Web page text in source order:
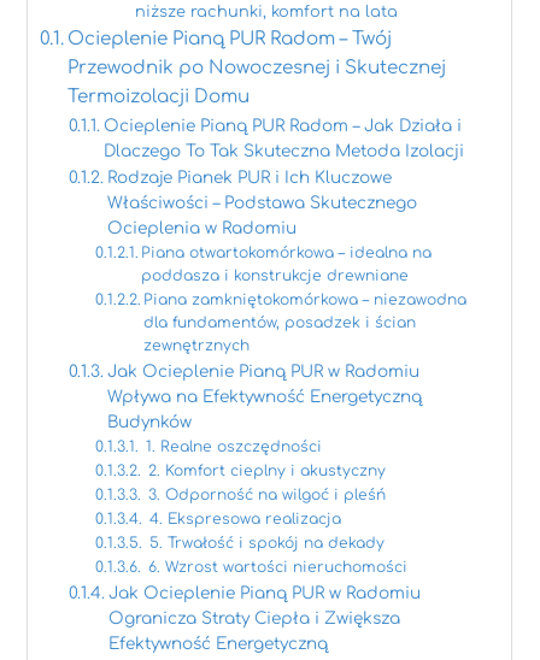
niższe rachunki, komfort na lata
Ocieplenie Pianą PUR Radom – Twój
Przewodnik po Nowoczesnej i Skutecznej
Termoizolacji Domu
Ocieplenie Pianą PUR Radom – Jak Działa i
Dlaczego To Tak Skuteczna Metoda Izolacji
Rodzaje Pianek PUR i Ich Kluczowe
Właściwości – Podstawa Skutecznego
Ocieplenia w Radomiu
Piana otwartokomórkowa – idealna na
poddasza i konstrukcje drewniane
Piana zamkniętokomórkowa – niezawodna
dla fundamentów, posadzek i ścian
zewnętrznych
Jak Ocieplenie Pianą PUR w Radomiu
Wpływa na Efektywność Energetyczną
Budynków
1. Realne oszczędności
2. Komfort cieplny i akustyczny
3. Odporność na wilgoć i pleśń
4. Ekspresowa realizacja
5. Trwałość i spokój na dekady
6. Wzrost wartości nieruchomości
Jak Ocieplenie Pianą PUR w Radomiu
Ogranicza Straty Ciepła i Zwiększa
Efektywność Energetyczną